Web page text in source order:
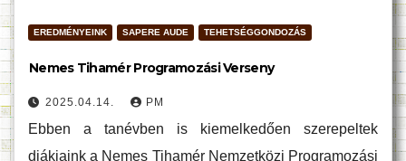
EREDMÉNYEINK SAPERE AUDE TEHETSÉGGONDOZÁS
Nemes Tihamér Programozási Verseny
2025.04.14. PM
Ebben a tanévben is kiemelkedően szerepeltek
diákjaink a Nemes Tihamér Nemzetközi Programozási